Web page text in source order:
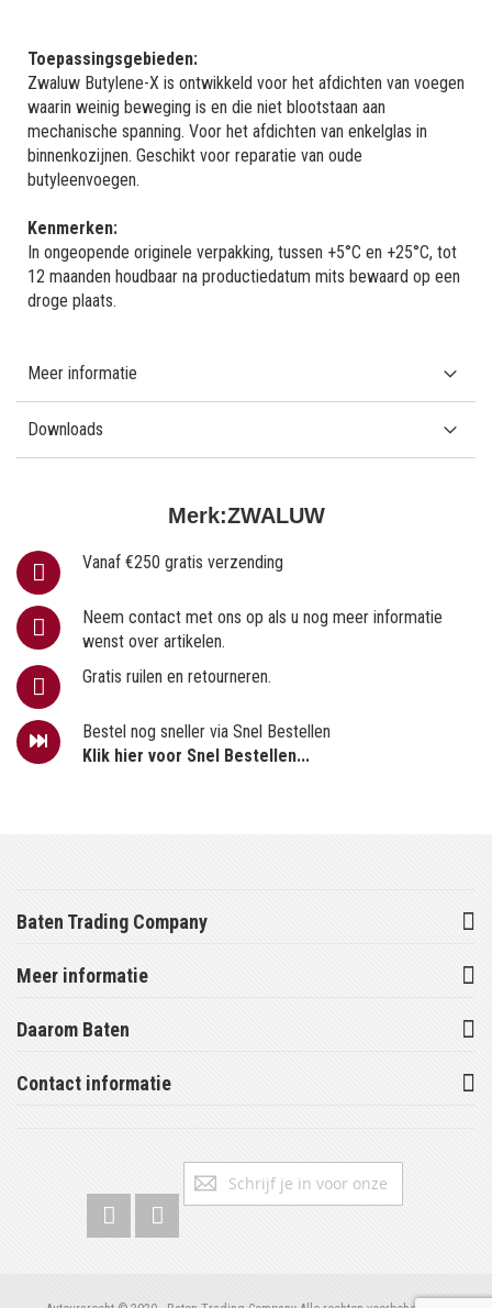
Merk:ZWALUW
Vanaf €250 gratis verzending
Neem contact met ons op als u nog meer informatie
wenst over artikelen.
Gratis ruilen en retourneren.
Bestel nog sneller via Snel Bestellen
Klik hier voor Snel Bestellen...
Toepassingsgebieden:
Zwaluw Butylene-X is ontwikkeld voor het afdichten van voegen
waarin weinig beweging is en die niet blootstaan aan
mechanische spanning. Voor het afdichten van enkelglas in
binnenkozijnen. Geschikt voor reparatie van oude
butyleenvoegen.
Kenmerken:
In ongeopende originele verpakking, tussen +5°C en +25°C, tot
12 maanden houdbaar na productiedatum mits bewaard op een
droge plaats.
Meer informatie
Downloads
Baten Trading Company
Meer informatie
Daarom Baten
Contact informatie
Abonneer